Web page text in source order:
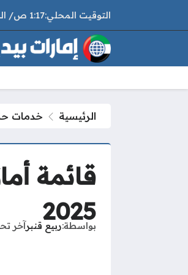
1:17 ص
الرئيسية خدمات
قائمة
2025
بواسطة ربيع قنبرآخر